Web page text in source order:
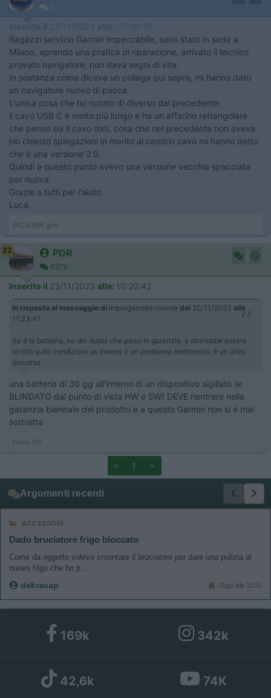
5
Inserito il 23/11/2023 alle: 07:36:35
Ragazzi servizio Garmin impeccabile, sono stato in sede a
Milano, aprendo una pratica di riparazione, arrivato il tecnico
provato navigatore, non dava segni di vita.
In sostanza come diceva un collega qui sopra, mi hanno dato
un navigatore nuovo di pacca.
L'unica cosa che ho notato di diverso dal precedente:
il cavo USB C è molto più lungo e ha un affarino rettangolare
che penso sia il cavo dati, cosa che nel precedente non aveva.
Ho chiesto spiegazioni in merito al cambio cavo mi hanno detto
che è una versione 2.0.
Quindi a questo punto avevo una versione vecchia spacciata
per nuova.
Grazie a tutti per l'aiuto.
Luca.
ARCA 696 glm
22 PDR
6279
Inserito il 23/11/2023 alle: 10:20:42
In risposta al messaggio di impiegatodelvolante del 20/11/2023 alle
11:23:41
Se è la batteria, ho dei dubbi che passi in garanzia, e dovrebbe essere
scritto sulle condizioni se invece è un problema elettronico, è un altro
discorso
una batteria di 30 gg all'interno di un dispositivo sigillato (e
BLINDATO dal punto di vista HW e SW) DEVE rientrare nella
garanzia biennale del prodotto e a questo Garmin non si è mai
sottratta
Paolo DR
< 1 >
Argomenti recenti
ACCESSORI
Dado bruciatore frigo bloccato
Come da oggetto volevo smontare il bruciatore per dare una pulizia al
nuovo frigo che ho p...
dekracap Oggi alle 11:51
169k 342k
42,6k 74K